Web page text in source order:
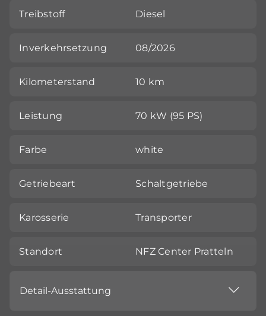
Treibstoff Diesel
Inverkehrsetzung 08/2026
Kilometerstand 10 km
Leistung 70 kW (95 PS)
Farbe white
Getriebeart Schaltgetriebe
Karosserie Transporter
Standort NFZ Center Pratteln
Detail-Ausstattung